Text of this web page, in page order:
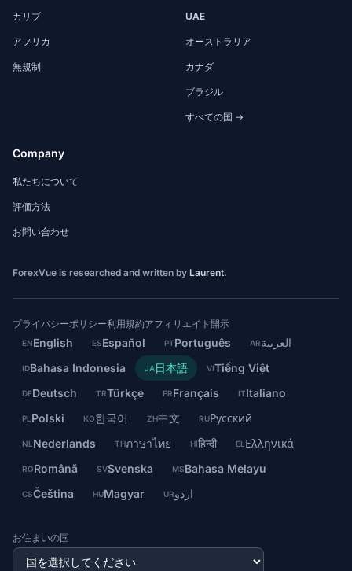
カリブ
アフリカ
無規制
UAE
オーストラリア
カナダ
ブラジル
すべての国 →
Company
私たちについて
評価方法
お問い合わせ
ForexVue is researched and written by Laurent.
プライバシーポリシー利用規約アフィリエイト開示
ENEnglish ESEspañol PTPortuguês ARالعربية
IDBahasa Indonesia JA日本語 VITiếng Việt
DEDeutsch TRTürkçe FRFrançais ITItaliano
PL Polski KO한국어 ZH中文 RUРусский
NL Nederlands THภาษาไทย HIहिन्दी EL Ελληνικά
RORomână SVSvenska MSBahasa Melayu
CSČeština HUMagyar URاردو
お住まいの国